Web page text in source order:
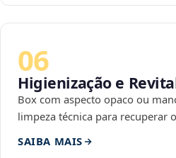
06
Higienização e
Box com aspecto opaco ou
limpeza técnica para recuperar
SAIBA MAIS